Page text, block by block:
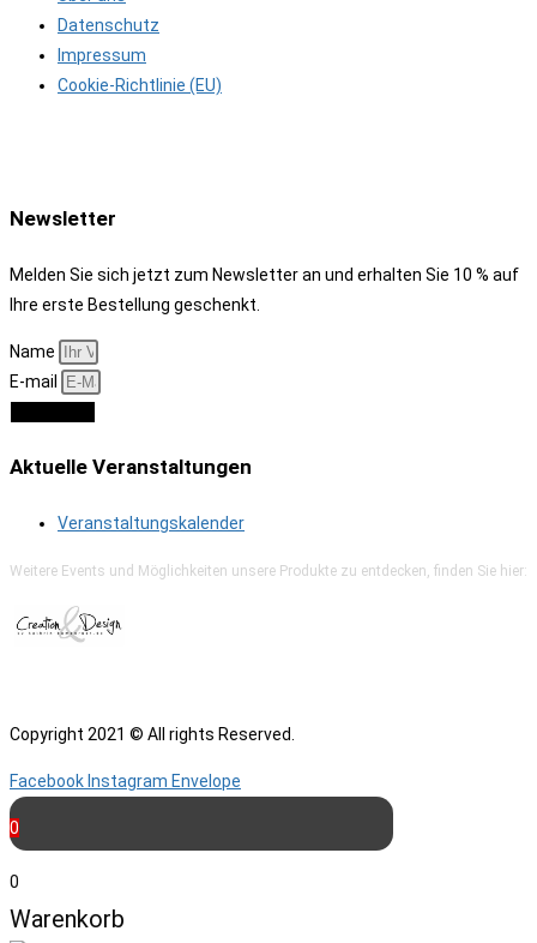
Datenschutz
Impressum
Cookie-Richtlinie (EU)
Newsletter
Melden Sie sich jetzt zum Newsletter an und erhalten Sie 10 % auf
Ihre erste Bestellung geschenkt.
Name
E-mail
Aktuelle Veranstaltungen
Veranstaltungskalender
Weitere Events und Möglichkeiten unsere Produkte zu entdecken, finden Sie hier:
Copyright 2021 © All rights Reserved.
Facebook Instagram Envelope
0
0
Warenkorb